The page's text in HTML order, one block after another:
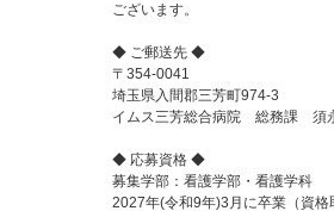
ございます。
◆ ご郵送先 ◆
〒354-0041
埼玉県入間郡三芳町974-3
イムス三芳総合病院 総務課 須
◆ 応募資格 ◆
募集学部：看護学部・看護学科
2027年(令和9年)3月に卒業（資格